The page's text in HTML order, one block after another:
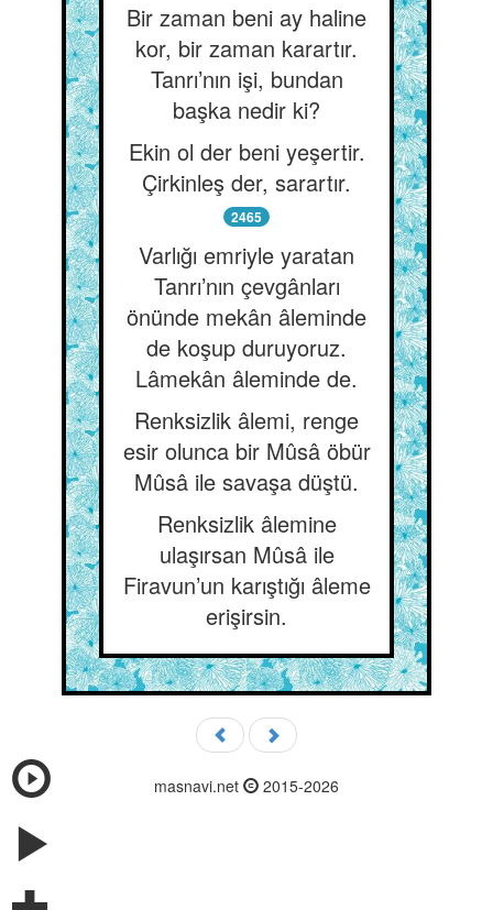
Bir zaman beni ay haline
kor, bir zaman karartır.
Tanrı’nın işi, bundan
başka nedir ki?
Ekin ol der beni yeşertir.
Çirkinleş der, sarartır.
2465
Varlığı emriyle yaratan
Tanrı’nın çevgânları
önünde mekân âleminde
de koşup duruyoruz.
Lâmekân âleminde de.
Renksizlik âlemi, renge
esir olunca bir Mûsâ öbür
Mûsâ ile savaşa düştü.
Renksizlik âlemine
ulaşırsan Mûsâ ile
Firavun’un karıştığı âleme
erişirsin.
masnavi.net 2015-2026